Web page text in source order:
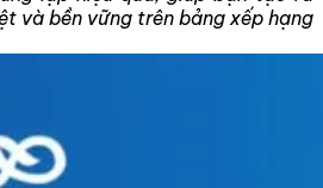
và bền vững trên bảng xếp hạng